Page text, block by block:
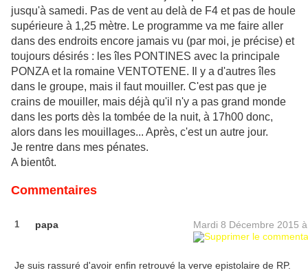
jusqu'à samedi. Pas de vent au delà de F4 et pas de houle
supérieure à 1,25 mètre. Le programme va me faire aller
dans des endroits encore jamais vu (par moi, je précise) et
toujours désirés : les îles PONTINES avec la principale
PONZA et la romaine VENTOTENE. Il y a d'autres îles
dans le groupe, mais il faut mouiller. C'est pas que je
crains de mouiller, mais déjà qu'il n'y a pas grand monde
dans les ports dès la tombée de la nuit, à 17h00 donc,
alors dans les mouillages... Après, c'est un autre jour.
Je rentre dans mes pénates.
A bientôt.
Commentaires
1 papa Mardi 8 Décembre 2015
Je suis rassuré d'avoir enfin retrouvé la verve epistolaire de RP.